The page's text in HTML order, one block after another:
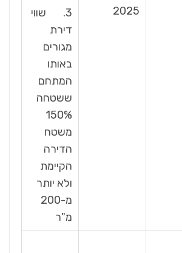
2025
3. שווי
דירת
מגורים
באותו
המתחם
ששטחה
150%
משטח
הדירה
הקיימת
ולא יותר
מ-200
מ"ר